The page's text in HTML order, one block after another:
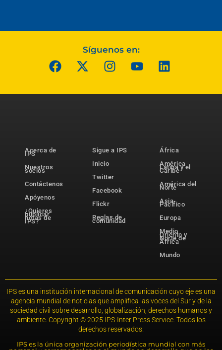
Síguenos en:
Acerca de
IPS
Nuestros
socios
Contáctenos
Apóyenos
¿Quieres
publicar
notas de
IPS?
Sigue a IPS
Inicio
Twitter
Facebook
Flickr
Reglas de
comunidad
África
América
Latina y el
Caribe
América del
Norte
Asia-
Pacífico
Europa
Medio
Oriente y
Norte de
África
Mundo
IPS es una institución internacional de comunicación cuyo eje es una
agencia mundial de noticias que amplifica las voces del Sur y de la
sociedad civil sobre desarrollo, globalización, derechos humanos y
ambiente. Copyright © 2025 IPS-Inter Press Service. Todos los
derechos reservados.
IPS es la única organización periodística mundial con más